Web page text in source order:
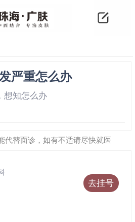
严重怎么办
想知怎么办
代替面诊，如有不适请尽快就医
去挂号